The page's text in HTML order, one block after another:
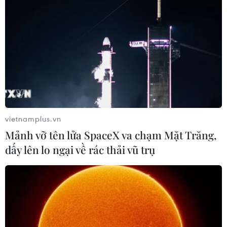
#Chỉ số tia cực tím
TIN LIÊN QUAN
vietnamplus.vn
Mảnh vỡ tên lửa SpaceX va chạm Mặt Trăng,
dấy lên lo ngại về rác thải vũ trụ